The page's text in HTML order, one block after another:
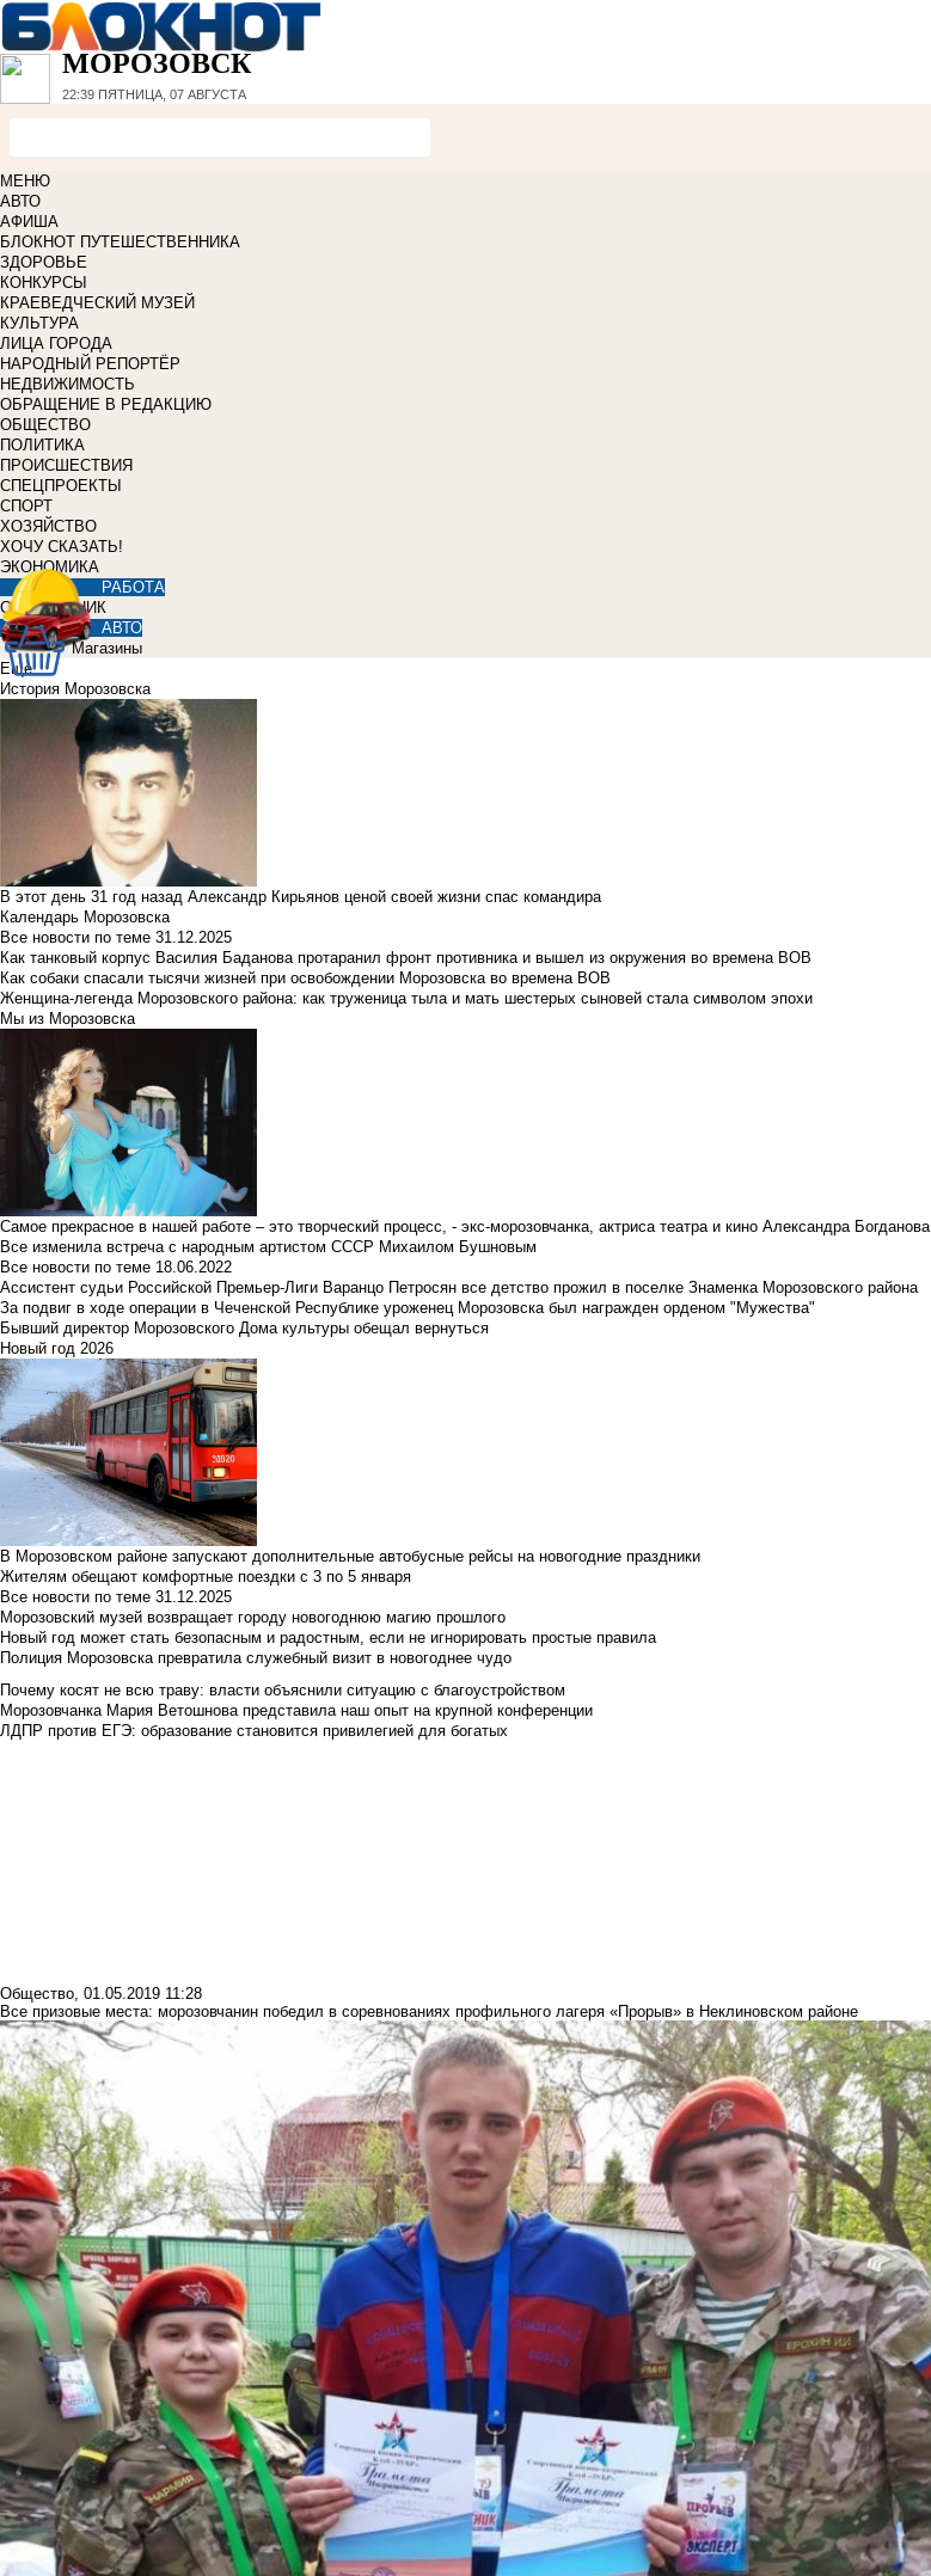
МОРОЗОВСК
22:39 ПЯТНИЦА, 07 АВГУСТА
МЕНЮ
АВТО
АФИША
БЛОКНОТ ПУТЕШЕСТВЕННИКА
ЗДОРОВЬЕ
КОНКУРСЫ
КРАЕВЕДЧЕСКИЙ МУЗЕЙ
КУЛЬТУРА
ЛИЦА ГОРОДА
НАРОДНЫЙ РЕПОРТЁР
НЕДВИЖИМОСТЬ
ОБРАЩЕНИЕ В РЕДАКЦИЮ
ОБЩЕСТВО
ПОЛИТИКА
ПРОИСШЕСТВИЯ
СПЕЦПРОЕКТЫ
СПОРТ
ХОЗЯЙСТВО
ХОЧУ СКАЗАТЬ!
ЭКОНОМИКА
РАБОТА
СПРАВОЧНИК
АВТО
Магазины
Еще
История Морозовска
В этот день 31 год назад Александр Кирьянов ценой своей жизни спас командира
Календарь Морозовска
Все новости по теме 31.12.2025
Как танковый корпус Василия Баданова протаранил фронт противника и вышел из окружения во времена ВОВ
Как собаки спасали тысячи жизней при освобождении Морозовска во времена ВОВ
Женщина-легенда Морозовского района: как труженица тыла и мать шестерых сыновей стала символом эпохи
Мы из Морозовска
Самое прекрасное в нашей работе – это творческий процесс, - экс-морозовчанка, актриса театра и кино Александра Богданова
Все изменила встреча с народным артистом СССР Михаилом Бушновым
Все новости по теме 18.06.2022
Ассистент судьи Российской Премьер-Лиги Варанцо Петросян все детство прожил в поселке Знаменка Морозовского района
За подвиг в ходе операции в Чеченской Республике уроженец Морозовска был награжден орденом "Мужества"
Бывший директор Морозовского Дома культуры обещал вернуться
Новый год 2026
В Морозовском районе запускают дополнительные автобусные рейсы на новогодние праздники
Жителям обещают комфортные поездки с 3 по 5 января
Все новости по теме 31.12.2025
Морозовский музей возвращает городу новогоднюю магию прошлого
Новый год может стать безопасным и радостным, если не игнорировать простые правила
Полиция Морозовска превратила служебный визит в новогоднее чудо
Почему косят не всю траву: власти объяснили ситуацию с благоустройством
Морозовчанка Мария Ветошнова представила наш опыт на крупной конференции
ЛДПР против ЕГЭ: образование становится привилегией для богатых
Общество, 01.05.2019 11:28
Все призовые места: морозовчанин победил в соревнованиях профильного лагеря «Прорыв» в Неклиновском районе